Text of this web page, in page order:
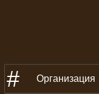
# Организация